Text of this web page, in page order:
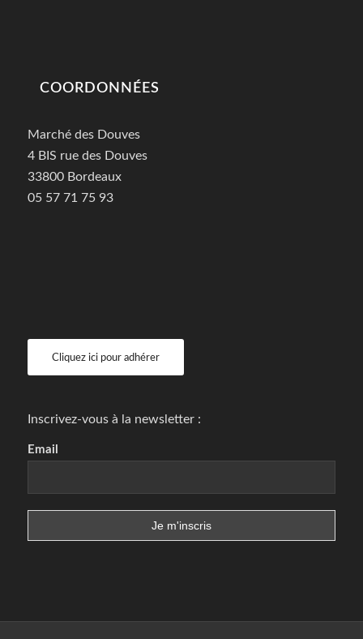
COORDONNÉES
Marché des Douves
4 BIS rue des Douves
33800 Bordeaux
05 57 71 75 93
Cliquez ici pour adhérer
Inscrivez-vous à la newsletter :
Email